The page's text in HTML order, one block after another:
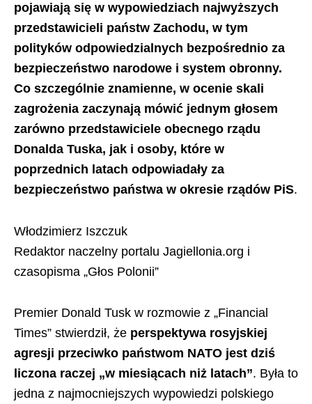
pojawiają się w wypowiedziach najwyższych
przedstawicieli państw Zachodu, w tym
polityków odpowiedzialnych bezpośrednio za
bezpieczeństwo narodowe i system obronny.
Co szczególnie znamienne, w ocenie skali
zagrożenia zaczynają mówić jednym głosem
zarówno przedstawiciele obecnego rządu
Donalda Tuska, jak i osoby, które w
poprzednich latach odpowiadały za
bezpieczeństwo państwa w okresie rządów PiS.
Włodzimierz Iszczuk
Redaktor naczelny portalu Jagiellonia.org i
czasopisma „Głos Polonii”
Premier Donald Tusk w rozmowie z „Financial
Times” stwierdził, że perspektywa rosyjskiej
agresji przeciwko państwom NATO jest dziś
liczona raczej „w miesiącach niż latach”. Była to
jedna z najmocniejszych wypowiedzi polskiego